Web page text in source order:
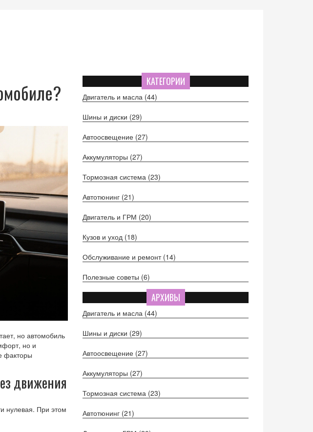
но автомобиль
но и
факторы
движения
нулевая. При этом
КАТЕГОРИИ
Двигатель и масла (44)
Шины и диски (29)
Автоосвещение (27)
Аккумуляторы (27)
Тормозная система (23)
Автотюнинг (21)
Двигатель и ГРМ (20)
Кузов и уход (18)
Обслуживание и ремонт (14)
Полезные советы (6)
АРХИВЫ
Двигатель и масла (44)
Шины и диски (29)
Автоосвещение (27)
Аккумуляторы (27)
Тормозная система (23)
Автотюнинг (21)